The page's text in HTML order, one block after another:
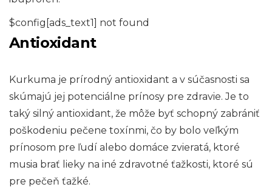
$config[ads_text1] not found
Antioxidant
Kurkuma je prírodný antioxidant a v súčasnosti sa
skúmajú jej potenciálne prínosy pre zdravie. Je to
taký silný antioxidant, že môže byť schopný zabrániť
poškodeniu pečene toxínmi, čo by bolo veľkým
prínosom pre ľudí alebo domáce zvieratá, ktoré
musia brať lieky na iné zdravotné ťažkosti, ktoré sú
pre pečeň ťažké.